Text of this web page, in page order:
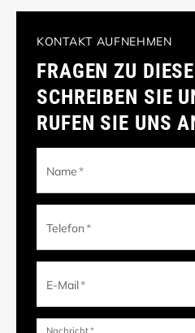
KONTAKT AUFNEHMEN
FRAGEN ZU
SCHREIBEN SIE
RUFEN SIE UNS
Name*
Telefon*
E-Mail*
Nachricht*